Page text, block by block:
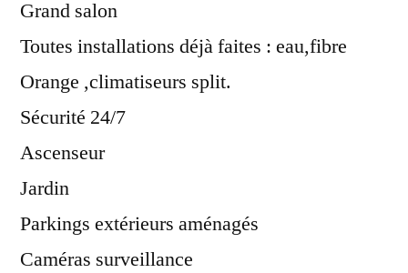
Grand salon
Toutes installations déjà faites : eau,fibre
Orange ,climatiseurs split.
Sécurité 24/7
Ascenseur
Jardin
Parkings extérieurs aménagés
Caméras surveillance